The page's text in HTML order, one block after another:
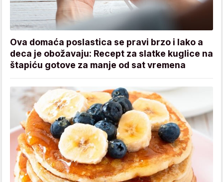
Ova domaća poslastica se pravi brzo i lako a
deca je obožavaju: Recept za slatke kuglice na
štapiću gotove za manje od sat vremena